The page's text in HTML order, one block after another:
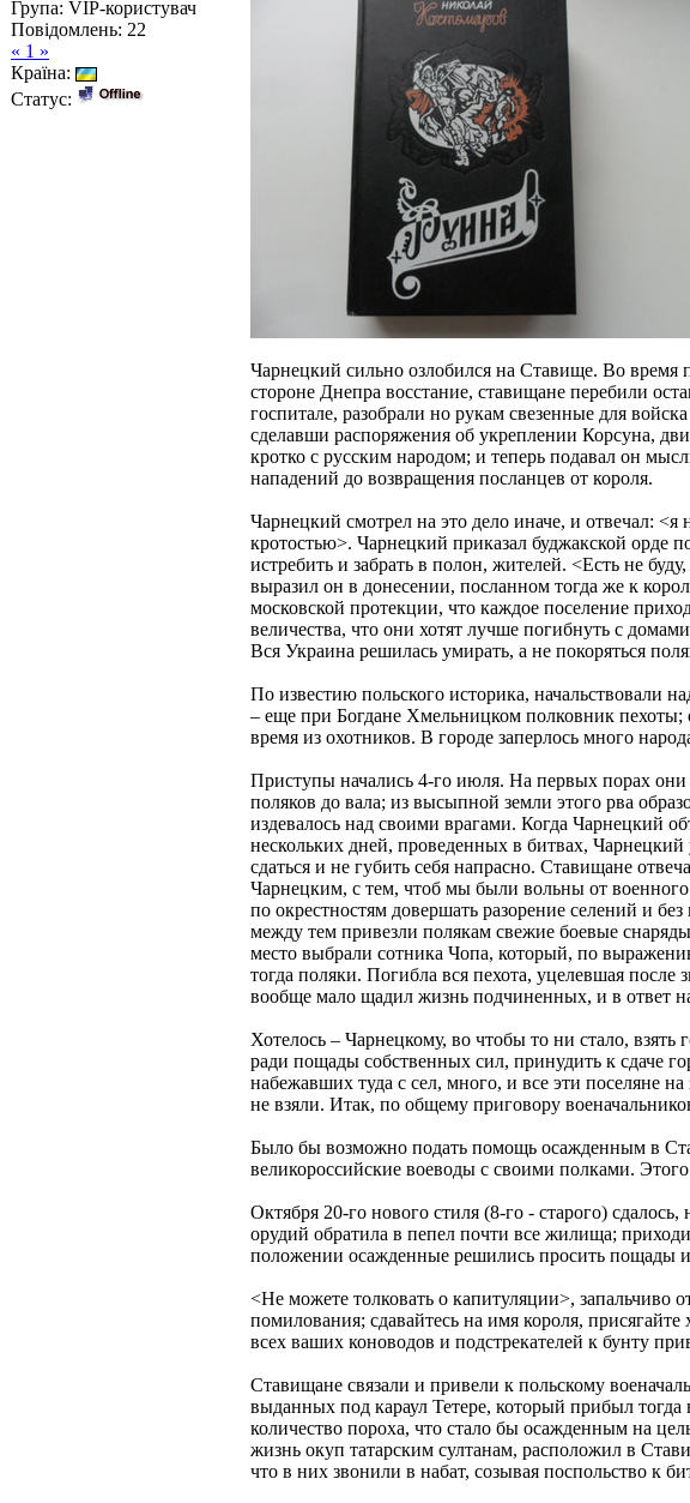
Група: VIP-користувач
Повідомлень: 22
« 1 »
Країна:
Статус:
Чарнецкий сильно озлобился на Ставище. Во время
стороне Днепра восстание, ставищане перебили
госпитале, разобрали но рукам свезенные для
сделавши распоряжения об укреплении Корсуна,
кротко с русским народом; и теперь подавал он
нападений до возвращения посланцев от короля.
Чарнецкий смотрел на это дело иначе, и отвечал:
кротостью>. Чарнецкий приказал буджакской орде
истребить и забрать в полон, жителей. <Есть не
выразил он в донесении, посланном тогда же к
московской протекции, что каждое поселение
величества, что они хотят лучше погибнуть с
Вся Украина решилась умирать, а не покоряться
По известию польского историка, начальствовали
– еще при Богдане Хмельницком полковник пехоты;
время из охотников. В городе заперлось много
Приступы начались 4-го июля. На первых порах они
поляков до вала; из высыпной земли этого рва
издевалось над своими врагами. Когда Чарнецкий
нескольких дней, проведенных в битвах,
сдаться и не губить себя напрасно. Ставищане
Чарнецким, с тем, чтоб мы были вольны от военного
по окрестностям довершать разорение селений и
между тем привезли полякам свежие боевые
место выбрали сотника Чопа, который, по
тогда поляки. Погибла вся пехота, уцелевшая
вообще мало щадил жизнь подчиненных, и в ответ
Хотелось – Чарнецкому, во чтобы то ни стало,
ради пощады собственных сил, принудить к сдаче
набежавших туда с сел, много, и все эти поселяне
не взяли. Итак, по общему приговору
Было бы возможно подать помощь осажденным в
великороссийские воеводы с своими полками. Этого
Октября 20-го нового стиля (8-го - старого)
орудий обратила в пепел почти все жилища;
положении осажденные решились просить пощады
<Не можете толковать о капитуляции>, запальчиво
помилования; сдавайтесь на имя короля,
всех ваших коноводов и подстрекателей к бунту
Ставищане связали и привели к польскому
выданных под караул Тетере, который прибыл
количество пороха, что стало бы осажденным на
жизнь окуп татарским султанам, расположил в
что в них звонили в набат, созывая поспольство к